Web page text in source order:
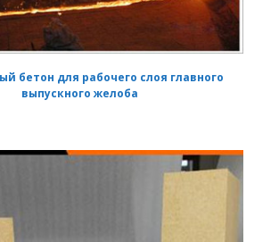
бетон для рабочего слоя главного
выпускного желоба